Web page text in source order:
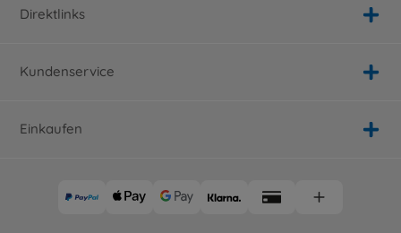
Direktlinks
Kundenservice
Einkaufen